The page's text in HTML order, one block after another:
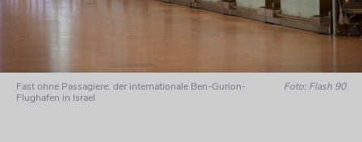
Fast ohne Passagiere: der internationale Ben-Gurion-
Flughafen in Israel
Foto: Flash 90